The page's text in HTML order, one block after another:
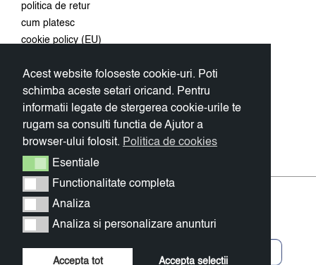
Acest website foloseste cookie-uri. Poti
schimba aceste setari oricand. Pentru
informatii legate de stergerea cookie-urile te
rugam sa consulti functia de Ajutor a
browser-ului folosit. Politica de cookies
EsentialeEsentiale
Functionalitate completa
Functionalitate completa
AnalizaAnaliza
Analiza si personalizare anunturi
Analiza si personalizare anunturi
Accepta tot Accepta selectii
politica de retur
cum platesc
cookie policy (EU)
Conecteaza-te
primeste 10% discount la prima
comanda.
OK